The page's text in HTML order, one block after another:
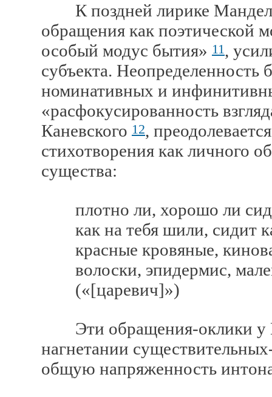
К поздней лирике
обращения как поэтической
особый модус бытия» 11,
cубъекта. Неопределенность
номинативных и
«расфокусированность
Каневского 12,
стихотворения как личного
существа:
плотно ли, хорошо ли
как на тебя шили, сидит
красные кровяные,
волоски, эпидермис,
(«[царевич]»)
Эти обращения-оклики у
нагнетании
общую напряженность